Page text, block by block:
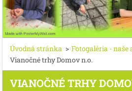
Úvodná stránka > Fotogaléria - naše
Vianočné trhy Domov n.o.
VIANOČNÉ TRHY